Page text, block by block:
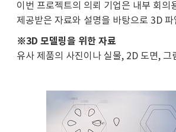
이번 프로젝트의 의뢰 기업은 내부 회
제공받은 자료와 설명을 바탕으로 3D
※3D 모델링을 위한 자료
유사 제품의 사진이나 실물, 2D 도면, 그